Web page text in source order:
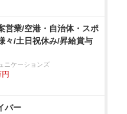
営業/空港・自治体・スポ
々/土日祝休み/昇給賞与
ニケーションズ
バー